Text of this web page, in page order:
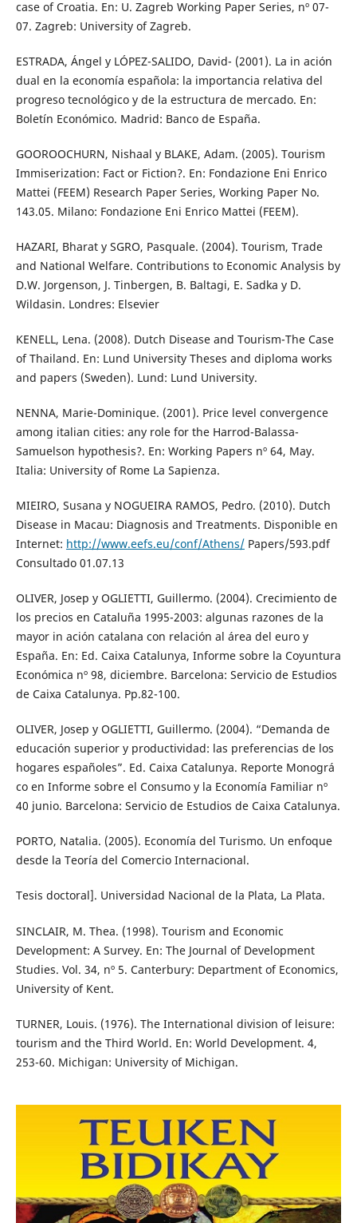
case of Croatia. En: U. Zagreb Working Paper Series, nº 07-
07. Zagreb: University of Zagreb.
ESTRADA, Ángel y LÓPEZ-SALIDO, David- (2001). La in ación
dual en la economía española: la importancia relativa del
progreso tecnológico y de la estructura de mercado. En:
Boletín Económico. Madrid: Banco de España.
GOOROOCHURN, Nishaal y BLAKE, Adam. (2005). Tourism
Immiserization: Fact or Fiction?. En: Fondazione Eni Enrico
Mattei (FEEM) Research Paper Series, Working Paper No.
143.05. Milano: Fondazione Eni Enrico Mattei (FEEM).
HAZARI, Bharat y SGRO, Pasquale. (2004). Tourism, Trade
and National Welfare. Contributions to Economic Analysis by
D.W. Jorgenson, J. Tinbergen, B. Baltagi, E. Sadka y D.
Wildasin. Londres: Elsevier
KENELL, Lena. (2008). Dutch Disease and Tourism-The Case
of Thailand. En: Lund University Theses and diploma works
and papers (Sweden). Lund: Lund University.
NENNA, Marie-Dominique. (2001). Price level convergence
among italian cities: any role for the Harrod-Balassa-
Samuelson hypothesis?. En: Working Papers nº 64, May.
Italia: University of Rome La Sapienza.
MIEIRO, Susana y NOGUEIRA RAMOS, Pedro. (2010). Dutch
Disease in Macau: Diagnosis and Treatments. Disponible en
Internet: http://www.eefs.eu/conf/Athens/Papers/593.pdf
Consultado 01.07.13
OLIVER, Josep y OGLIETTI, Guillermo. (2004). Crecimiento de
los precios en Cataluña 1995-2003: algunas razones de la
mayor in ación catalana con relación al área del euro y
España. En: Ed. Caixa Catalunya, Informe sobre la Coyuntura
Económica nº 98, diciembre. Barcelona: Servicio de Estudios
de Caixa Catalunya. Pp.82-100.
OLIVER, Josep y OGLIETTI, Guillermo. (2004). “Demanda de
educación superior y productividad: las preferencias de los
hogares españoles”. Ed. Caixa Catalunya. Reporte Monográ
co en Informe sobre el Consumo y la Economía Familiar nº
40 junio. Barcelona: Servicio de Estudios de Caixa Catalunya.
PORTO, Natalia. (2005). Economía del Turismo. Un enfoque
desde la Teoría del Comercio Internacional.
Tesis doctoral]. Universidad Nacional de la Plata, La Plata.
SINCLAIR, M. Thea. (1998). Tourism and Economic
Development: A Survey. En: The Journal of Development
Studies. Vol. 34, nº 5. Canterbury: Department of Economics,
University of Kent.
TURNER, Louis. (1976). The International division of leisure:
tourism and the Third World. En: World Development. 4,
253-60. Michigan: University of Michigan.